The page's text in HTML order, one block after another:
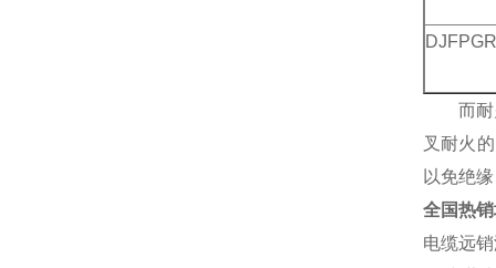
DJFPGR
而耐火
叉耐火
以免绝
全国热
电缆远